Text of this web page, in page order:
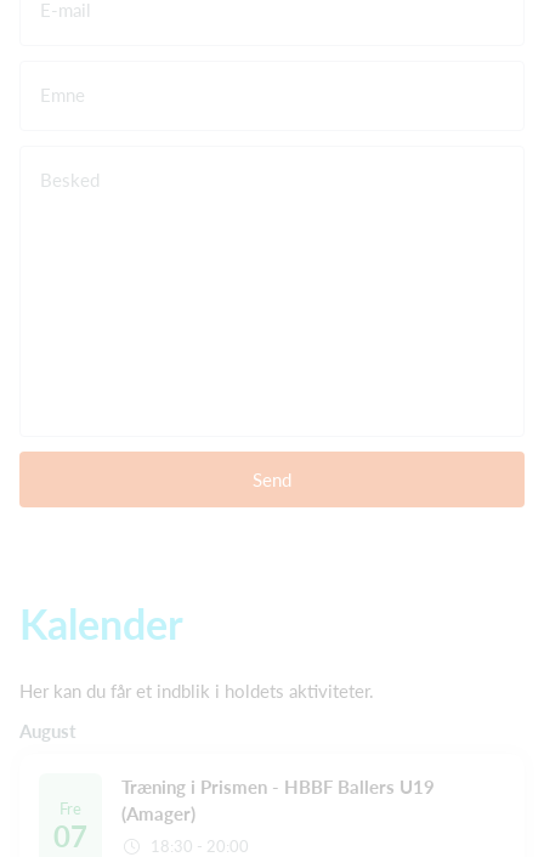
E-mail
Emne
Besked
Send
Kalender
Her kan du får et indblik i holdets aktiviteter.
August
Fre
07
Træning i Prismen - HBBF Ballers U19
(Amager)
18:30 - 20:00